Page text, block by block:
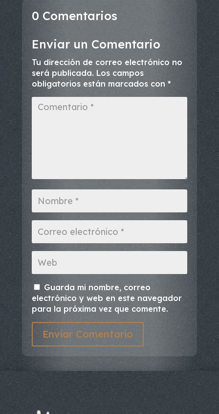
0 Comentarios
Enviar un Comentario
Tu dirección de correo electrónico no
será publicada. Los campos
obligatorios están marcados con *
Guarda mi nombre, correo
electrónico y web en este navegador
para la próxima vez que comente.
Enviar Comentario